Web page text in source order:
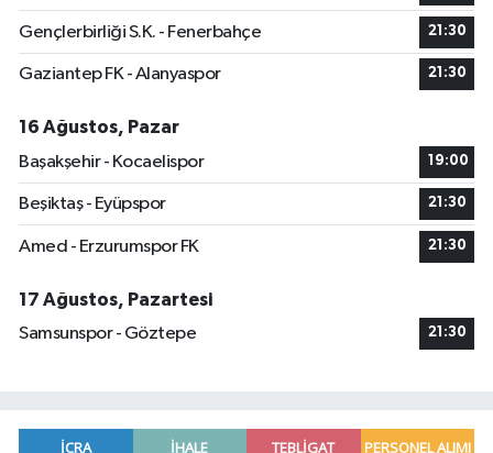
Gençlerbirliği S.K. - Fenerbahçe 21:30
Gaziantep FK - Alanyaspor 21:30
16 Ağustos, Pazar
Başakşehir - Kocaelispor
19:00
Beşiktaş - Eyüpspor 21:30
Amed - Erzurumspor FK 21:30
17 Ağustos, Pazartesi
Samsunspor - Göztepe
21:30